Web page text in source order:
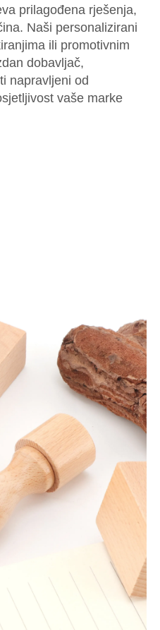
prilagođena rješenja,
Naši personalizirani
ili promotivnim
dobavljač,
napravljeni od
vaše marke